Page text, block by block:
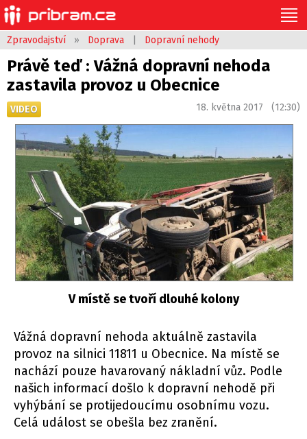
Zpravodajství » Doprava Dopravní nehody
Právě teď : Vážná dopravní nehoda
zastavila provoz u Obecnice
VIDEO 18. května 2017 (12:30)
V místě se tvoří dlouhé kolony
Vážná dopravní nehoda aktuálně zastavila
provoz na silnici 11811 u Obecnice. Na místě se
nachází pouze havarovaný nákladní vůz. Podle
našich informací došlo k dopravní nehodě při
vyhýbání se protijedoucímu osobnímu vozu.
Celá událost se obešla bez zranění.